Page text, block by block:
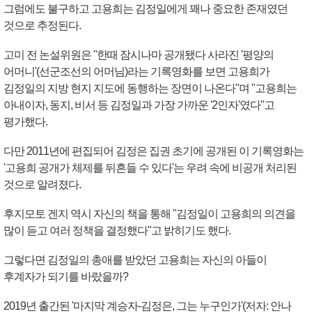
그럼에도 불구하고 고용희는 김정일에게 꽤나 중요한 존재였던
것으로 추정된다.
고미 전 논설위원은 "한때 잠시나마 공개됐다 사라진 '평양의
어머니'(선군조선의 어머님)라는 기록영화를 보면 고용희가
김정일의 지방 현지 지도에 동행하는 장면이 나온다"며 "고용희는
아내이자, 동지, 비서 등 김정일과 가장 가까운 '2인자'였다"고
평가했다.
다만 2011년에 편집되어 김정은 집권 초기에 공개된 이 기록영화는
'고용희 공개가 체제를 뒤흔들 수 있다'는 우려 속에 비공개 처리된
것으로 알려졌다.
후지모토 겐지 역시 자신의 책을 통해 "김정일이 고용희의 의견을
많이 듣고 여러 정책을 결정했다"고 밝히기도 했다.
그렇다면 김정일의 총애를 받았던 고용희는 자신의 아들이
후계자가 되기를 바랐을까?
2019년 출간된 '마지막 계승자-김정은, 그는 누구인가'(저자: 안나